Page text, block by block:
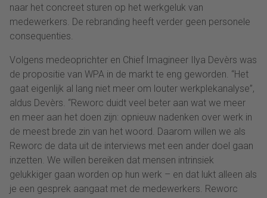
naar het concreet sturen op het werkgeluk van
medewerkers. De rebranding heeft verder geen personele
consequenties.
Volgens medeoprichter en Chief Imagineer Ilya Devèrs was
de propositie van WPA in de markt te eng geworden. “Het
gaat eigenlijk al lang niet meer om louter werkplekanalyse”,
aldus Devèrs. “Reworc duidt veel beter aan wat we meer
en meer aan het doen zijn: opnieuw nadenken over werk in
de meest brede zin van het woord. Daarom willen we als
Reworc de data uit de interviews met een ander doel gaan
inzetten. We willen bereiken dat mensen intrinsiek
gelukkiger gaan worden op hun werk – en dat lukt alleen als
je een gesprek aangaat met de medewerkers. Reworc